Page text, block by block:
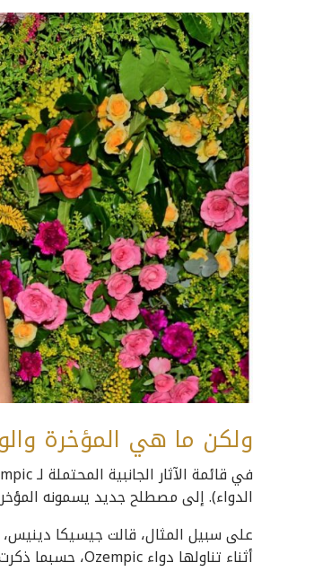
ولكن ما هي المؤخرة
الدواء). إلى مصطلح جديد يسمونه
على سبيل المثال، قالت جيسيكا دينيس،
أثناء تناولها دواء Ozempic، حسبما ذكرت صحيفة ديلي ميل.